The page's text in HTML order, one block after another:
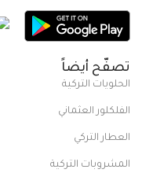
تصفّح أيضاً
الحلويات التركية
الفلكلور العثماني
العطار التركي
المشروبات التركية